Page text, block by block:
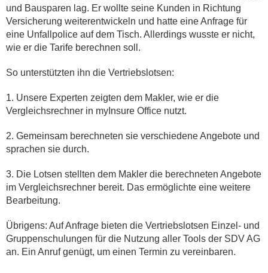
und Bausparen lag. Er wollte seine Kunden in Richtung
Versicherung weiterentwickeln und hatte eine Anfrage für
eine Unfallpolice auf dem Tisch. Allerdings wusste er nicht,
wie er die Tarife berechnen soll.
So unterstützten ihn die Vertriebslotsen:
1. Unsere Experten zeigten dem Makler, wie er die
Vergleichsrechner in myInsure Office nutzt.
2. Gemeinsam berechneten sie verschiedene Angebote und
sprachen sie durch.
3. Die Lotsen stellten dem Makler die berechneten Angebote
im Vergleichsrechner bereit. Das ermöglichte eine weitere
Bearbeitung.
Übrigens: Auf Anfrage bieten die Vertriebslotsen Einzel- und
Gruppenschulungen für die Nutzung aller Tools der SDV AG
an. Ein Anruf genügt, um einen Termin zu vereinbaren.